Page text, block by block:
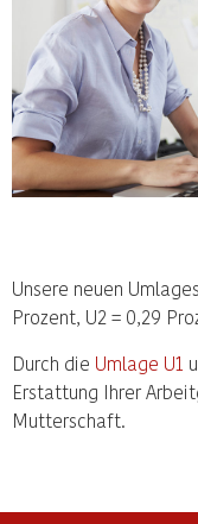
Unsere neuen
Prozent, U2 = 0,29
Durch die Umlage U1
Erstattung Ihrer
Mutterschaft.